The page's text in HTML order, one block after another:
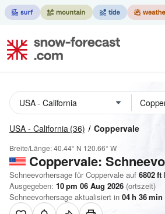
USA - California (36) Coppervale
Breite/Länge:40.44° N 120.66° W
Coppervale:
Schneevorhersage für Coppervale auf 6802ft
Ausgegeben: 10 pm 06 Aug 2026 (ortszeit)
Schneevorhersage aktualisiert in 04h 36min